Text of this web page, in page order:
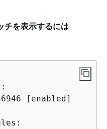
チを表示するには
[enabled]